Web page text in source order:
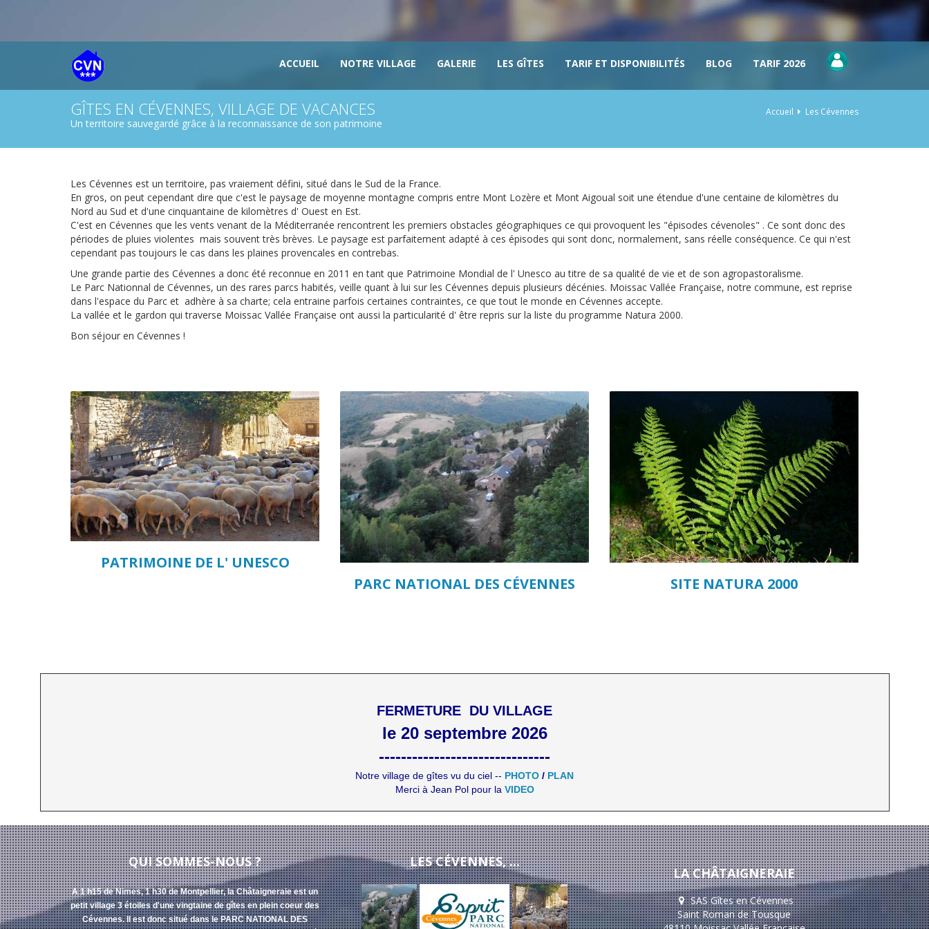
ACCUEIL NOTRE VILLAGE GALERIE LES GÎTES TARIF ET DISPONIBILITÉS BLOG TARIF 2026
GÎTES EN CÉVENNES, VILLAGE DE VACANCES
Un territoire sauvegardé grâce à la reconnaissance de son patrimoine
Accueil Les Cévennes
Les Cévennes est un territoire, pas vraiement défini, situé dans le Sud de la France.
En gros, on peut cependant dire que c'est le paysage de moyenne montagne compris entre Mont Lozère et Mont Aigoual soit une étendue d'une centaine de kilomètres du
Nord au Sud et d'une cinquantaine de kilomètres d' Ouest en Est.
C'est en Cévennes que les vents venant de la Méditerranée rencontrent les premiers obstacles géographiques ce qui provoquent les "épisodes cévenoles" . Ce sont donc des
périodes de pluies violentes mais souvent très brèves. Le paysage est parfaitement adapté à ces épisodes qui sont donc, normalement, sans réelle conséquence. Ce qui n'est
cependant pas toujours le cas dans les plaines provencales en contrebas.
Une grande partie des Cévennes a donc été reconnue en 2011 en tant que Patrimoine Mondial de l' Unesco au titre de sa qualité de vie et de son agropastoralisme.
Le Parc Nationnal de Cévennes, un des rares parcs habités, veille quant à lui sur les Cévennes depuis plusieurs décénies. Moissac Vallée Française, notre commune, est reprise
dans l'espace du Parc et adhère à sa charte; cela entraine parfois certaines contraintes, ce que tout le monde en Cévennes accepte.
La vallée et le gardon qui traverse Moissac Vallée Française ont aussi la particularité d' être repris sur la liste du programme Natura 2000.
Bon séjour en Cévennes !
PATRIMOINE DE L' UNESCO
PARC NATIONAL DES CÉVENNES
SITE NATURA 2000
FERMETURE DU VILLAGE
le 20 septembre 2026
-------------------------------
Notre village de gîtes vu du ciel -- PHOTO / PLAN
Merci à Jean Pol pour la VIDEO
QUI SOMMES-NOUS ?
A 1 h15 de Nimes, 1 h30 de Montpellier, la Châtaigneraie est un
petit village 3 étoiles d'une vingtaine de gîtes en plein coeur des
Cévennes. Il est donc situé dans le PARC NATIONAL DES
LES CÉVENNES, ...
LA CHÂTAIGNERAIE
SAS Gîtes en Cévennes
Saint Roman de Tousque